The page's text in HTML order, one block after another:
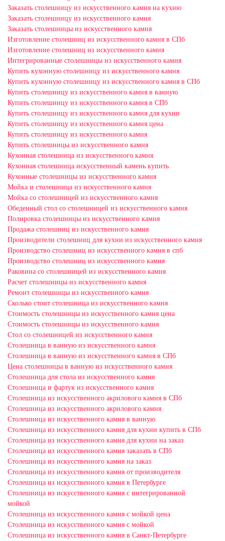
Заказать столешницу из искусственного камня на кухню
Заказать столешницу из искусственного камня
Заказать столешницы из искусственного камня
Изготовление столешниц из искусственного камня в СПб
Изготовление столешниц из искусственного камня
Интегрированные столешницы из искусственного камня
Купить кухонную столешницу из искусственного камня
Купить кухонную столешницу из искусственного камня в СПб
Купить столешницу из искусственного камня в ванную
Купить столешницу из искусственного камня в СПб
Купить столешницу из искусственного камня для кухни
Купить столешницу из искусственного камня цена
Купить столешницу из искусственного камня
Купить столешницы из искусственного камня
Кухонная столешница из искусственного камня
Кухонная столешница искусственный камень купить
Кухонные столешницы из искусственного камня
Мойка и столешница из искусственного камня
Мойка со столешницей из искусственного камня
Обеденный стол со столешницей из искусственного камня
Полировка столешницы из искусственного камня
Продажа столешниц из искусственного камня
Производители столешниц для кухни из искусственного камня
Производство столешниц из искусственного камня в спб
Производство столешниц из искусственного камня
Раковина со столешницей из искусственного камня
Расчет столешницы из искусственного камня
Ремонт столешницы из искусственного камня
Сколько стоит столешница из искусственного камня
Стоимость столешницы из искусственного камня цена
Стоимость столешницы из искусственного камня
Стол со столешницей из искусственного камня
Столешница в ванную из искусственного камня
Столешница в ванную из искусственного камня в СПб
Цена столешницы в ванную из искусственного камня
Столешница для стола из искусственного камня
Столешница и фартук из искусственного камня
Столешница из искусственного акрилового камня в СПб
Столешница из искусственного акрилового камня
Столешница из искусственного камня в ванную
Столешница из искусственного камня для кухни купить в СПб
Столешница из искусственного камня для кухни на заказ
Столешница из искусственного камня заказать в СПб
Столешница из искусственного камня на заказ
Столешница из искусственного камня от производителя
Столешница из искусственного камня в Петербурге
Столешница из искусственного камня с интегрированной
мойкой
Столешница из искусственного камня с мойкой цена
Столешница из искусственного камня с мойкой
Столешница из искусственного камня в Санкт-Петербурге